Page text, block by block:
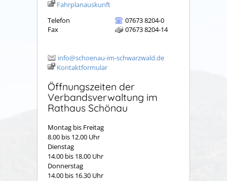
Fahrplanauskunft
Telefon
07673 8204-0
Fax
07673 8204-14
info@schoenau-im-schwarzwald.de
Kontaktformular
Öffnungszeiten der
Verbandsverwaltung im
Rathaus Schönau
Montag bis Freitag
8.00 bis 12.00 Uhr
Dienstag
14.00 bis 18.00 Uhr
Donnerstag
14.00 bis 16.30 Uhr